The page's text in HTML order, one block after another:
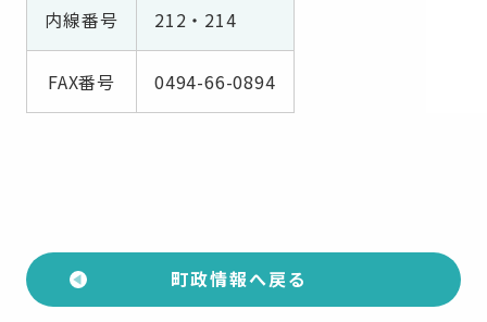
内線番号 212・214
FAX番号 0494-66-0894
町政情報へ戻る